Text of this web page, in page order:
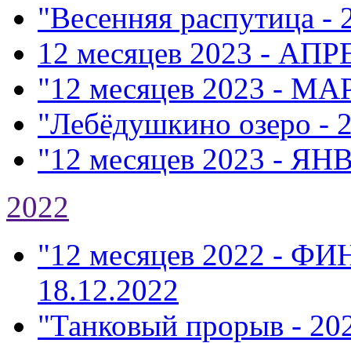
"Весенняя распутица -
12 месяцев 2023 -
"12 месяцев 2023 -
"Лебёдушкино озеро -
"12 месяцев 2023 -
2022
"12 месяцев 2022 -
18.12.2022
"Танковый прорыв -